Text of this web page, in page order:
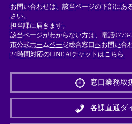
お問い合わせは、該当ページの下部にあ
さい。
担当課に届きます。
該当ページがわからない方は、電話
市公式ホームページ総合窓口へお問い合
24時間対応のLINE AIチャットはこちら
外
リ
ン
＞
窓口業務取
各課直通ダ